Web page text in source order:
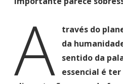
A
través do
da
sentido da
essencial é ter